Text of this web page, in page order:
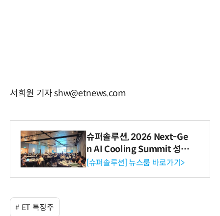
서희원 기자 shw@etnews.com
슈퍼솔루션, 2026 Next-Ge
n AI Cooling Summit 성황
리 성료
[슈퍼솔루션] 뉴스룸 바로가기>
ET 특징주